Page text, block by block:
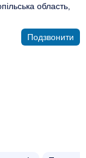
область,
Подзвонити